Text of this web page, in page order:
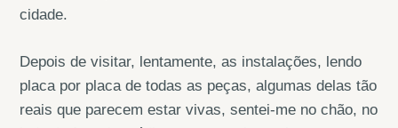
cidade.
Depois de visitar, lentamente, as instalações, lendo
placa por placa de todas as peças, algumas delas tão
reais que parecem estar vivas, sentei-me no chão, no